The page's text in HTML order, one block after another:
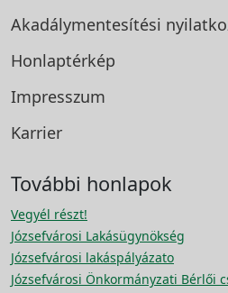
Akadálymentesítési
Honlaptérkép
Impresszum
Karrier
További honlapok
Vegyél részt!
Józsefvárosi Lakásügynökség
Józsefvárosi lakáspályázato
Józsefvárosi Önkormányzati Bérlői